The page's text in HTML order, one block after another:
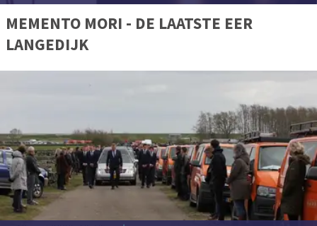
MEMENTO MORI - DE LAATSTE EER
LANGEDIJK